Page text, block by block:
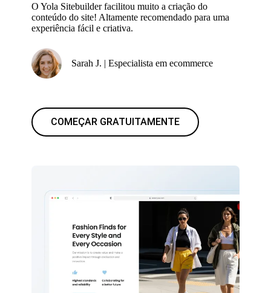
O Yola Sitebuilder facilitou muito a criação do
conteúdo do site! Altamente recomendado para uma
experiência fácil e criativa.
Sarah J. | Especialista em ecommerce
COMEÇAR GRATUITAMENTE